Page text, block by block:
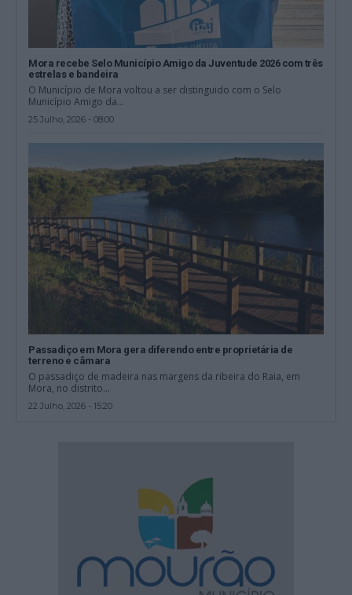
Mora recebe Selo Município Amigo da Juventude 2026 com três
estrelas e bandeira
O Município de Mora voltou a ser distinguido com o Selo
Município Amigo da...
25 Julho, 2026 - 08:00
Passadiço em Mora gera diferendo entre proprietária de
terreno e câmara
O passadiço de madeira nas margens da ribeira do Raia, em
Mora, no distrito...
22 Julho, 2026 - 15:20